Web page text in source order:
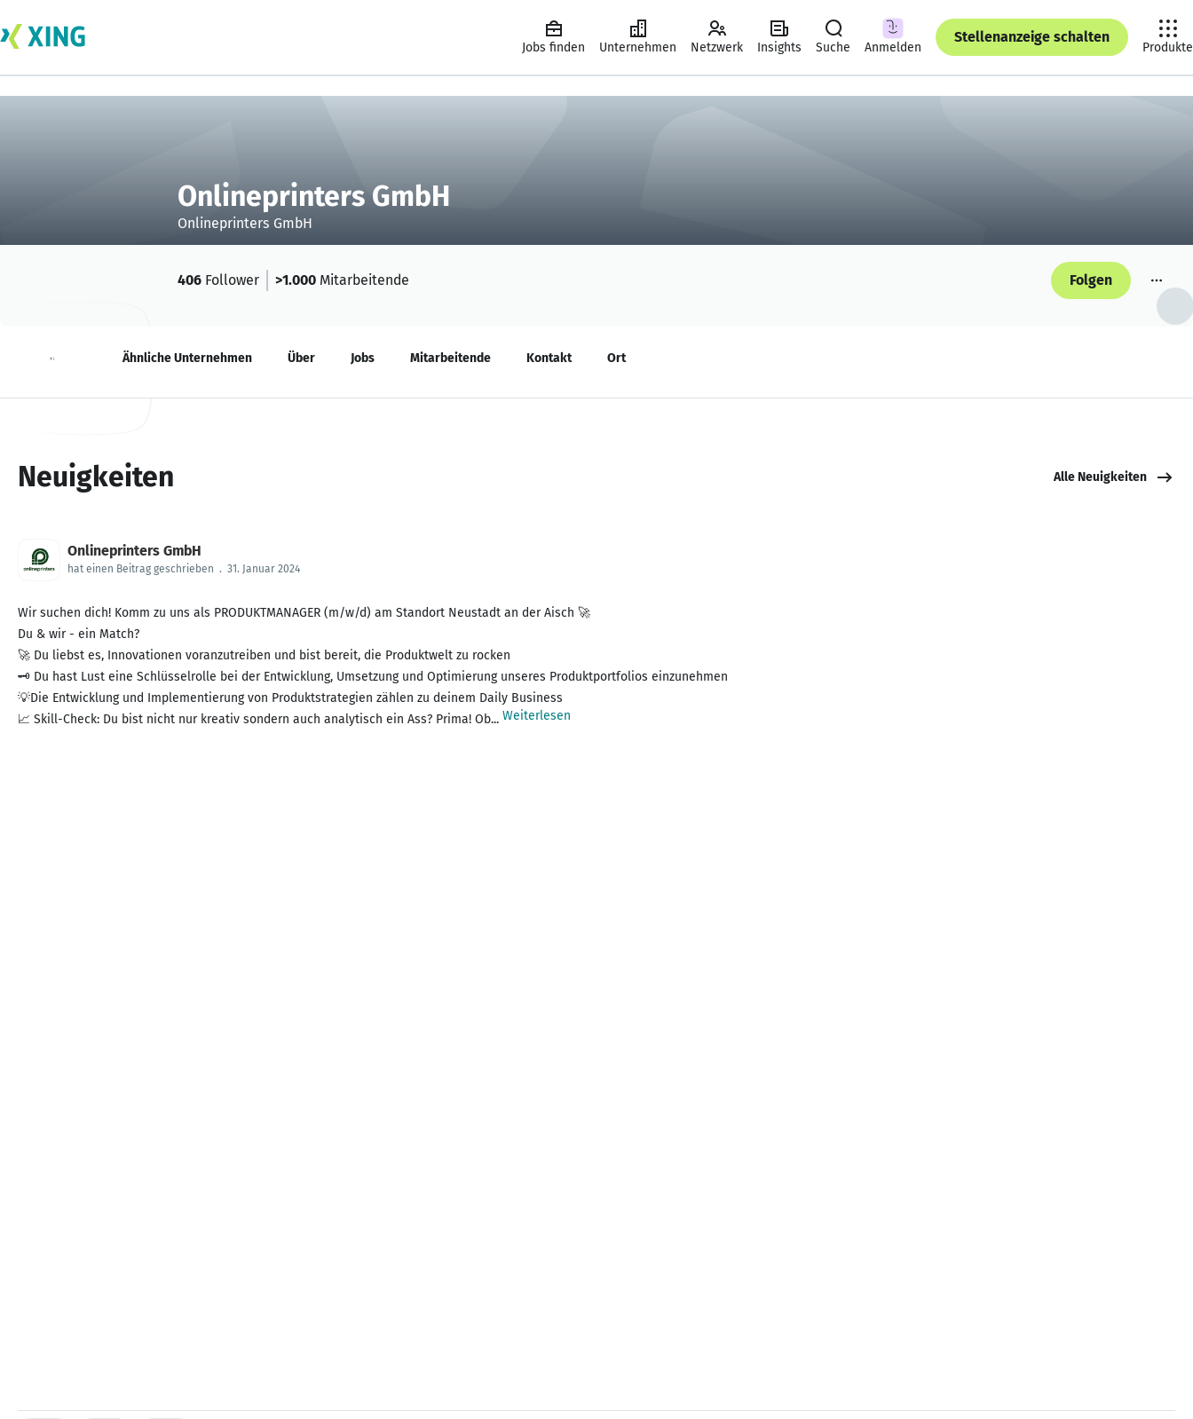
Jobs finden Unternehmen Netzwerk Insights Suche Anmelden
Stellenanzeige schalten
Produkte
Onlineprinters GmbH
Onlineprinters GmbH
406 Follower >1.000 Mitarbeitende Folgen
Neuigkeiten Ähnliche Unternehmen Über Jobs Mitarbeitende Kontakt Ort
Neuigkeiten Alle Neuigkeiten
Onlineprinters GmbH
hat einen Beitrag geschrieben . 31. Januar 2024
Wir suchen dich! Komm zu uns als PRODUKTMANAGER (m/w/d) am Standort Neustadt an der Aisch 🚀
Du & wir - ein Match?
🚀 Du liebst es, Innovationen voranzutreiben und bist bereit, die Produktwelt zu rocken
🗝 Du hast Lust eine Schlüsselrolle bei der Entwicklung, Umsetzung und Optimierung unseres Produktportfolios einzunehmen
💡Die Entwicklung und Implementierung von Produktstrategien zählen zu deinem Daily Business
📈 Skill-Check: Du bist nicht nur kreativ sondern auch analytisch ein Ass? Prima! Ob... Weiterlesen